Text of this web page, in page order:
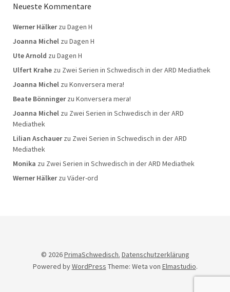
Neueste Kommentare
Werner Hälkerzu Dagen H
Joanna Michel zu Dagen H
Ute Arnold zu Dagen H
Ulfert Krahe zu Zwei Serien in Schwedisch in der ARD Mediathek
Joanna Michel zu Konversera mera!
Beate Bönningerzu Konversera mera!
Joanna Michel zu Zwei Serien in Schwedisch in der ARD
Mediathek
Lilian Aschauerzu Zwei Serien in Schwedisch in der ARD
Mediathek
Monika zu Zwei Serien in Schwedisch in der ARD Mediathek
Werner Hälkerzu Väder-ord
© 2026PrimaSchwedisch. Datenschutzerklärung
Powered byWordPress Theme: Weta von Elmastudio.